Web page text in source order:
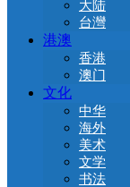
大陆
台灣
港澳
香港
澳门
文化
中华
海外
美术
文学
书法